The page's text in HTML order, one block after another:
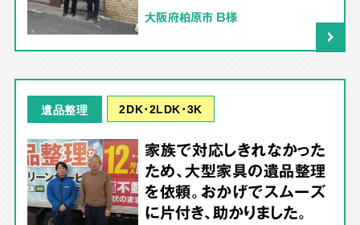
大阪府柏原市 B様
遺品整理 2DK･2LDK･3K
家族で対応しきれなかった
ため、大型家具の遺品整理
を依頼。おかげでスムーズ
に片付き、助かりました。